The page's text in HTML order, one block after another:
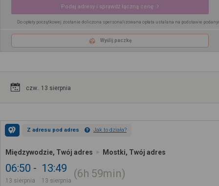
Podaj adresy i sprawdź łączną cenę
Do opłaty początkowej zostanie doliczona spersonalizowana opłata ustalana na podstawie
Wyślij paczkę
czw.. 13 sierpnia
Z adresu pod adres Jak to działa?
Międzywodzie, Twój adres Mostki, Twój adres
06:50
13 sierpnia
13:49
13 sierpnia
6h 59min